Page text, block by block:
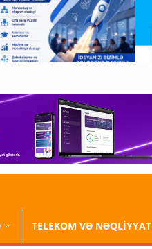
TELEKOM VƏ NƏQLİYYAT